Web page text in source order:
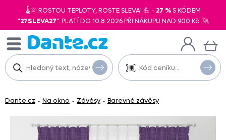
🌡️🌞 ROSTOU TEPLOTY, ROSTE SLEVA! 💪 - 27 %S KÓDEM
"27SLEVA27". PLATÍ DO 10.8.2026 PŘI NÁKUPU NAD 900 Kč. 🚀
Dante.cz - Na okno - Závěsy - Barevné závěsy